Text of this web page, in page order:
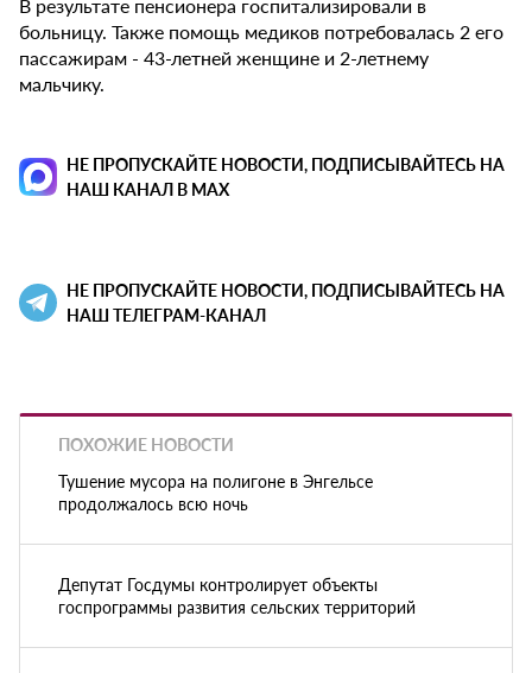
В результате пенсионера госпитализировали в
больницу. Также помощь медиков потребовалась 2 его
пассажирам - 43-летней женщине и 2-летнему
мальчику.
НЕ ПРОПУСКАЙТЕ НОВОСТИ, ПОДПИСЫВАЙТЕСЬ НА
НАШ КАНАЛ В MAX
НЕ ПРОПУСКАЙТЕ НОВОСТИ, ПОДПИСЫВАЙТЕСЬ НА
НАШ ТЕЛЕГРАМ-КАНАЛ
ПОХОЖИЕ НОВОСТИ
Тушение мусора на полигоне в Энгельсе
продолжалось всю ночь
Депутат Госдумы контролирует объекты
госпрограммы развития сельских территорий